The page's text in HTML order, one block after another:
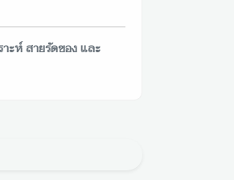
ะห์ สายรัดของ และ